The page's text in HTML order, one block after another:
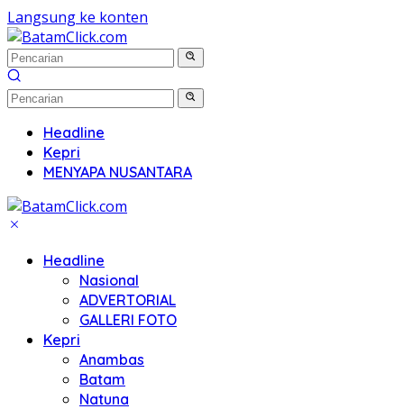
Langsung ke konten
Headline
Kepri
MENYAPA NUSANTARA
Headline
Nasional
ADVERTORIAL
GALLERI FOTO
Kepri
Anambas
Batam
Natuna